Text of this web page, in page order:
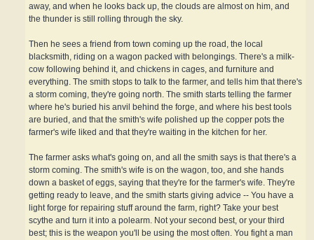
away, and when he looks back up, the clouds are almost on him, and
the thunder is still rolling through the sky.
Then he sees a friend from town coming up the road, the local
blacksmith, riding on a wagon packed with belongings. There's a milk-
cow following behind it, and chickens in cages, and furniture and
everything. The smith stops to talk to the farmer, and tells him that there's
a storm coming, they're going north. The smith starts telling the farmer
where he's buried his anvil behind the forge, and where his best tools
are buried, and that the smith's wife polished up the copper pots the
farmer's wife liked and that they're waiting in the kitchen for her.
The farmer asks what's going on, and all the smith says is that there's a
storm coming. The smith's wife is on the wagon, too, and she hands
down a basket of eggs, saying that they're for the farmer's wife. They're
getting ready to leave, and the smith starts giving advice -- You have a
light forge for repairing stuff around the farm, right? Take your best
scythe and turn it into a polearm. Not your second best, or your third
best; this is the weapon you'll be using the most often. You fight a man